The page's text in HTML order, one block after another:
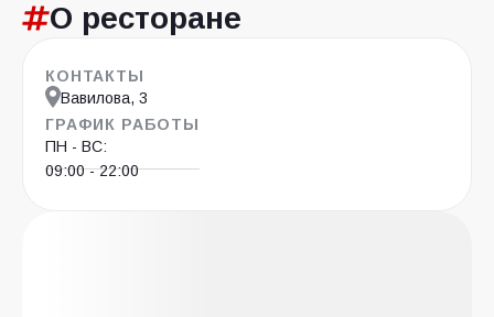
О ресторане
КОНТАКТЫ
Вавилова, 3
ГРАФИК РАБОТЫ
ПН - ВС:
09:00 - 22:00